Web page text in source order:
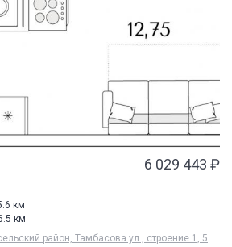
6 029 443 ₽
км
км
район, Тамбасова ул., строение 1, 5